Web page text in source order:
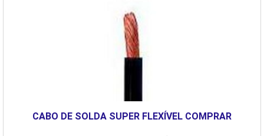
CABO DE SOLDA SUPER FLEXÍVEL COMPRAR